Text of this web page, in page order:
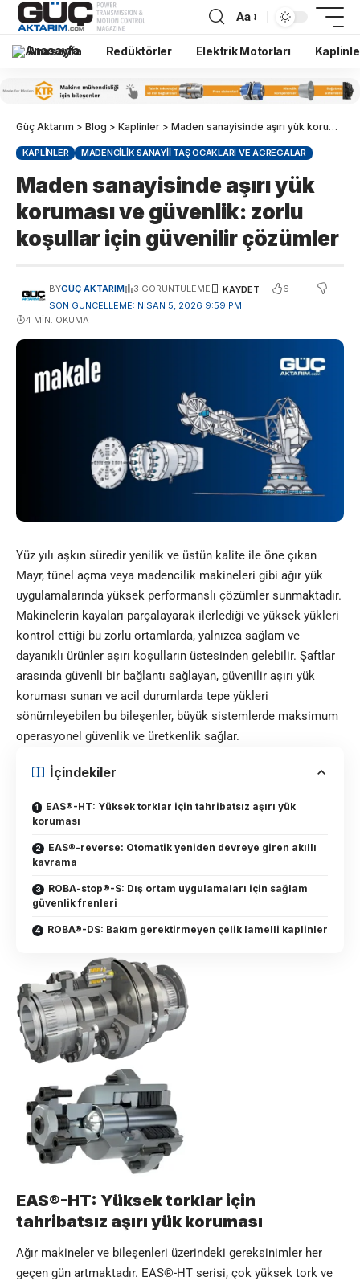
Aa
Anasayfa Redüktörler Elektrik Motorları
Güç Aktarım > Blog > Kaplinler > Maden sanayisinde aşırı yük koruması ve güvenlik: zorlu koşullar için güvenilir çözümler
KAPLINLER MADENCILIK SANAYII TAŞ OCAKLARI VE AGREGALAR
Maden sanayisinde aşırı yük
koruması ve güvenlik: zorlu
koşullar için güvenilir çözümler
SON GÜNCELLEME: NISAN 5, 2026 9:59 PM
BYGÜÇ AKTARIM 3 GÖRÜNTÜLEME 6
4 MIN. OKUMA
Yüz yılı aşkın süredir yenilik ve üstün kalite ile öne çıkan
Mayr, tünel açma veya madencilik makineleri gibi ağır yük
uygulamalarında yüksek performanslı çözümler sunmaktadır.
Makinelerin kayaları parçalayarak ilerlediği ve yüksek yükleri
kontrol ettiği bu zorlu ortamlarda, yalnızca sağlam ve
dayanıklı ürünler aşırı koşulların üstesinden gelebilir. Şaftlar
arasında güvenli bir bağlantı sağlayan, güvenilir aşırı yük
koruması sunan ve acil durumlarda tepe yükleri
sönümleyebilen bu bileşenler, büyük sistemlerde maksimum
operasyonel güvenlik ve üretkenlik sağlar.
İçindekiler
EAS®-HT: Yüksek torklar için tahribatsız aşırı yük
koruması
EAS®-reverse: Otomatik yeniden devreye giren akıllı
kavrama
ROBA-stop®-S: Dış ortam uygulamaları için sağlam
güvenlik frenleri
ROBA®-DS: Bakım gerektirmeyen çelik lamelli kaplinler
EAS®-HT: Yüksek torklar için
tahribatsız aşırı yük koruması
Ağır makineler ve bileşenleri üzerindeki gereksinimler her
geçen gün artmaktadır. EAS®-HT serisi, çok yüksek tork ve